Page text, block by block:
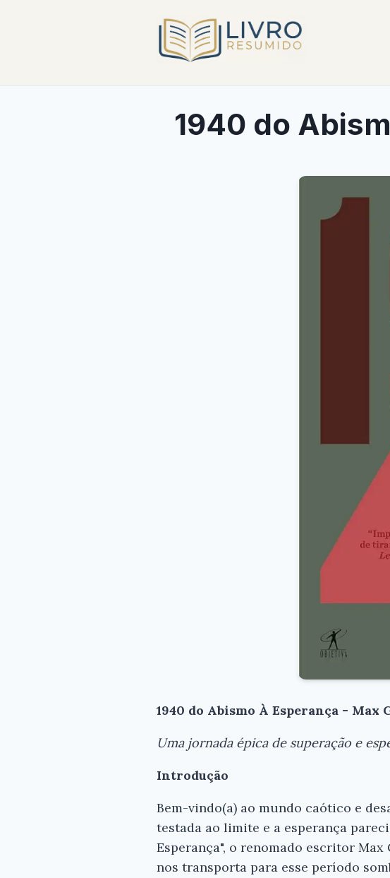
1940 do
1940 do Abismo À Esperança - Max
Uma jornada épica de superação e
Introdução
Bem-vindo(a) ao mundo caótico e
testada ao limite e a esperança
Esperança", o renomado escritor
nos transporta para esse período